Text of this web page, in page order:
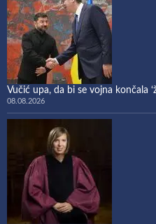
Vučić upa, da bi se vojna končala
08.08.2026